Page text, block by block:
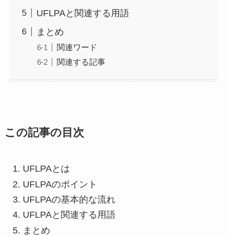
UFLPAと関連する用語
まとめ
関連ワード
関連する記事
この記事の目次
UFLPAとは
UFLPAのポイント
UFLPAの基本的な流れ
UFLPAと関連する用語
まとめ